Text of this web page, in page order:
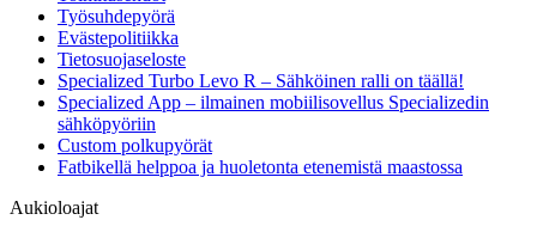
Työsuhdepyörä
Evästepolitiikka
Tietosuojaseloste
Specialized Turbo Levo R – Sähköinen ralli on täällä!
Specialized App – ilmainen mobiilisovellus Specializedin
sähköpyöriin
Custom polkupyörät
Fatbikellä helppoa ja huoletonta etenemistä maastossa
Aukioloajat